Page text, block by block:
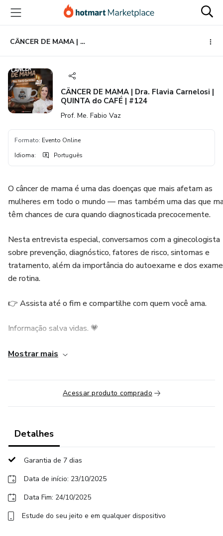
para
conteúdo
principal
para
pagamento
para
rodapé
CÂNCER DE MAMA | Dra. Flavia Carnelosi | QUINTA do CAFÉ | #124
CÂNCER DE MAMA | Dra. Flavia Carnelosi |
QUINTA do CAFÉ | #124
Prof. Me. Fabio Vaz
Formato: Evento Online
Idioma: Português
O câncer de mama é uma das doenças que mais afetam as
mulheres em todo o mundo — mas também uma das que
têm chances de cura quando diagnosticada precocemente.
Nesta entrevista especial, conversamos com a ginecologista
sobre prevenção, diagnóstico, fatores de risco, sintomas e
tratamento, além da importância do autoexame e dos
de rotina.
👉 Assista até o fim e compartilhe com quem você ama.
Informação salva vidas. 💗
Conheça a Convida:
✓ Instagram: www.instagram.com/draflaviacarnelosi
Mostrar mais
Acessar produto comprado
Detalhes
Garantia de 7 dias
Data de início: 23/10/2025
Data Fim: 24/10/2025
Estude do seu jeito e em qualquer dispositivo